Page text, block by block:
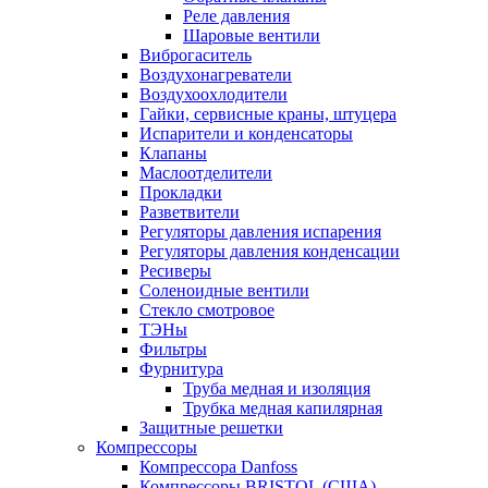
Реле давления
Шаровые вентили
Виброгаситель
Воздухонагреватели
Воздухоохлодители
Гайки, сервисные краны, штуцера
Испарители и конденсаторы
Клапаны
Маслоотделители
Прокладки
Разветвители
Регуляторы давления испарения
Регуляторы давления конденсации
Ресиверы
Соленоидные вентили
Стекло смотровое
ТЭНы
Фильтры
Фурнитура
Труба медная и изоляция
Трубка медная капилярная
Защитные решетки
Компрессоры
Компрессора Danfoss